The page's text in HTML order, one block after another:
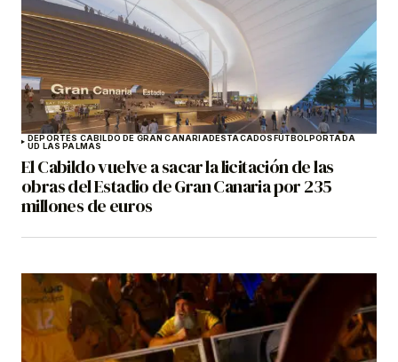
DEPORTES CABILDO DE GRAN CANARIADESTACADOSFÚTBOLPORTADA
UD LAS PALMAS
El Cabildo vuelve a sacar la licitación de las
obras del Estadio de Gran Canaria por 235
millones de euros